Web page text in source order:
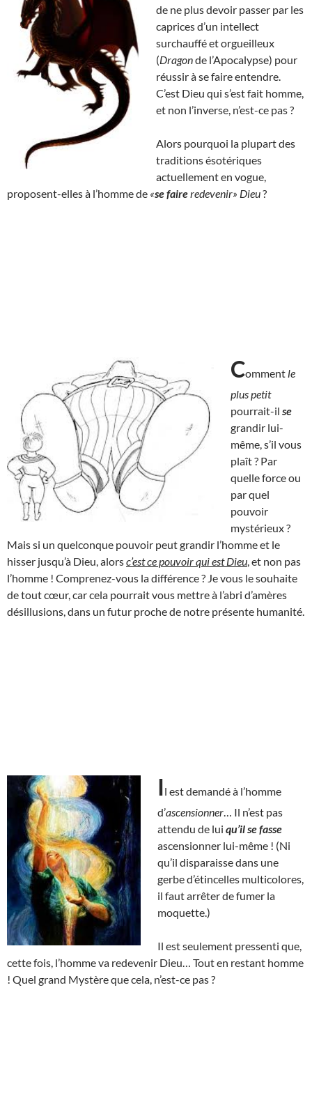
de ne plus devoir passer par les
caprices d’un intellect
surchauffé et orgueilleux
(Dragonde l’Apocalypse) pour
réussir à se faire entendre.
C’est Dieu qui s’est fait homme,
et non l’inverse, n’est-ce pas ?
Alors pourquoi la plupart des
traditions ésotériques
actuellement en vogue,
proposent-elles à l’homme de «se faireredevenir» Dieu?
Comment le
plus petit
pourrait-il se
grandir lui-
même, s’il vous
plaît ? Par
quelle force ou
par quel
pouvoir
mystérieux ?
Mais si un quelconque pouvoir peut grandir l’homme et le
hisser jusqu’à Dieu, alorsc’est ce pouvoir qui est Dieu , et non pas
l’homme ! Comprenez-vous la différence ? Je vous le souhaite
de tout cœur, car cela pourrait vous mettre à l’abri d’amères
désillusions, dans un futur proche de notre présente humanité.
Il est demandé à l’homme
d’ascensionner … Il n’est pas
attendu de lui qu’il se fasse
ascensionner lui-même ! (Ni
qu’il disparaisse dans une
gerbe d’étincelles multicolores,
il faut arrêter de fumer la
moquette.)
Il est seulement pressenti que,
cette fois, l’homme va redevenir Dieu… Tout en restant homme
! Quel grand Mystère que cela, n’est-ce pas ?